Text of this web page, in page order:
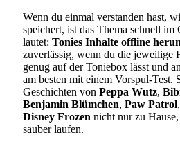
Wenn du einmal verstanden hast,
speichert, ist das Thema schnell
lautet: Tonies Inhalte offline
zuverlässig, wenn du die
genug auf der Toniebox lässt und
am besten mit einem Vorspul-Test.
Geschichten von Peppa Wutz,
Benjamin Blümchen, Paw Patrol,
Disney Frozen nicht nur zu
sauber laufen.